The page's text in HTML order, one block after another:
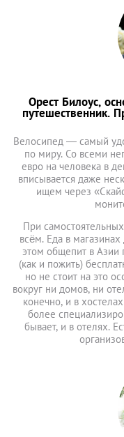
Орест Билоус,
путешественник.
Велосипед — самый
по миру. Со всеми
евро на человека в
вписывается даже
ищем через
При
всём. Еда в
этом общепит в Азии
(как и пожить)
но не стоит на это
вокруг ни домов, ни
конечно, и в
более
бывает, и в отелях.